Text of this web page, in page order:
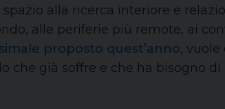
alla ricerca interiore e
alle periferie più remote, ai
proposto quest’anno,
che già soffre e che ha bisogno